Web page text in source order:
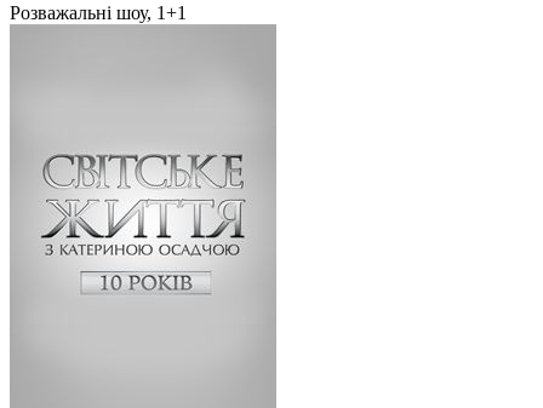
Розважальні шоу, 1+1